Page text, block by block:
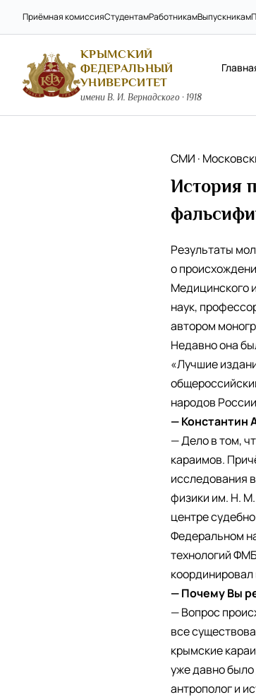
Приёмная комиссияСтудентамРаботникамВыпускникам
КРЫМСКИЙ
ФЕДЕРАЛЬНЫЙ
УНИВЕРСИТЕТ
имени В. И. Вернадского · 1918
СМИ ·
История
Результаты
о
Медицинского
наук,
автором
Недавно она
«Лучшие
народов
— Константин
— Дело в том,
караимов.
исследования
физики им. Н.
центре
Федеральном
технологий
— Почему Вы
— Вопрос
все
крымские
уже давно
антрополог и